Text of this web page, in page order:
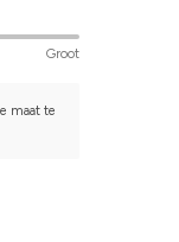
Groot
maat te